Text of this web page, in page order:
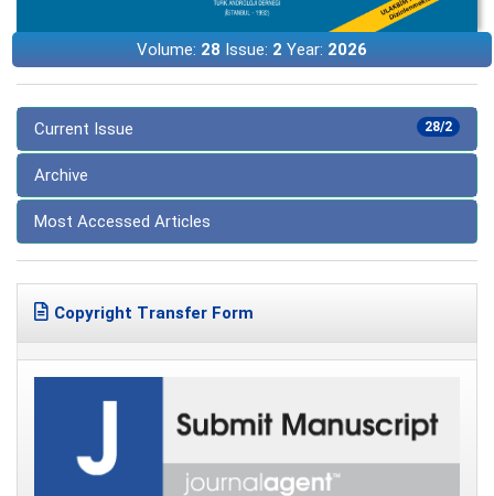
Volume: 28Issue: 2 Year: 2026
28/2
Current Issue
Archive
Most Accessed Articles
Copyright Transfer Form